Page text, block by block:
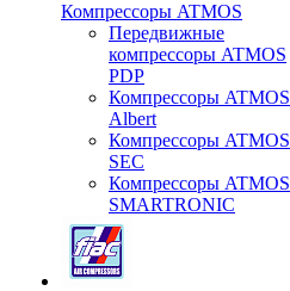
Компрессоры ATMOS
Передвижные
компрессоры ATMOS
PDP
Компрессоры ATMOS
Albert
Компрессоры ATMOS
SEC
Компрессоры ATMOS
SMARTRONIC